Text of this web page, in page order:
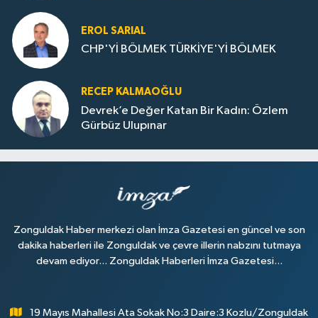
EROL SARIAL
CHP'Yİ BÖLMEK TÜRKİYE'Yİ BÖLMEK
RECEP KALMAOĞLU
Devrek’e Değer Katan Bir Kadın: Özlem
Gürbüz Ulupınar
Zonguldak Haber merkezi olan İmza Gazetesi en güncel ve son
dakika haberleri ile Zonguldak ve çevre illerin nabzını tutmaya
devam ediyor... Zonguldak Haberleri İmza Gazetesi...
19 Mayıs Mahallesi Ata Sokak No:3 Daire:3 Kozlu/Zonguldak